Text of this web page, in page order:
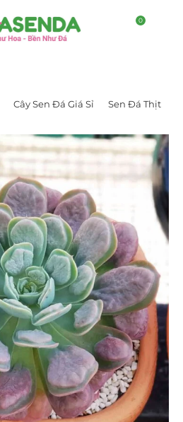
0
Cây Sen Đá Giá Sỉ
Sen Đá Thịt